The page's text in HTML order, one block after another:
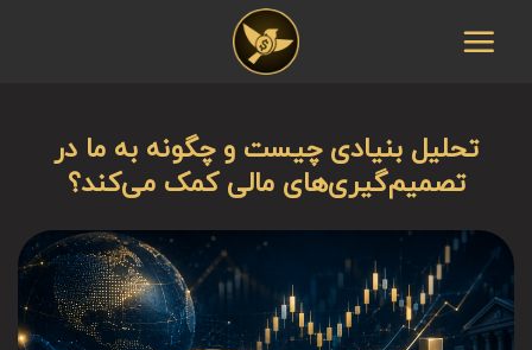
تحلیل بنیادی چیست و چگونه به ما در
تصمیم‌گیری‌های مالی کمک می‌کند؟